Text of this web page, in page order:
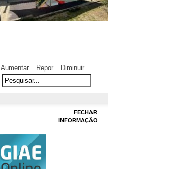
Aumentar Repor Diminuir
FECHAR
INFORMAÇÃO